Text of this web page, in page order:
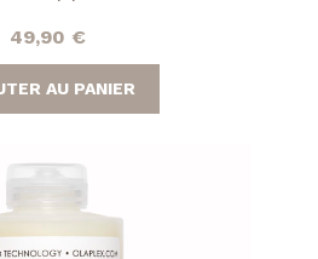
49,90 €
AU PANIER